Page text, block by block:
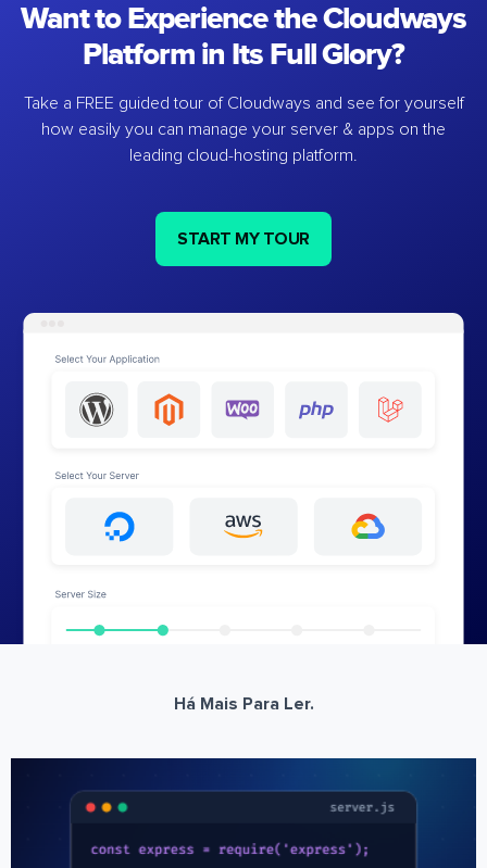
Want to Experience the Cloudways
Platform in Its Full Glory?
Take a FREE guided tour of Cloudways and see for yourself
how easily you can manage your server & apps on the
leading cloud-hosting platform.
START MY TOUR
Há Mais Para Ler.